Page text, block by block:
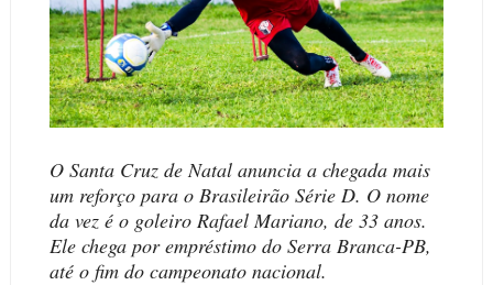
O Santa Cruz de Natal anuncia a chegada mais
um reforço para o Brasileirão Série D. O nome
da vez é o goleiro Rafael Mariano, de 33 anos.
Ele chega por empréstimo do Serra Branca-PB,
até o fim do campeonato nacional.